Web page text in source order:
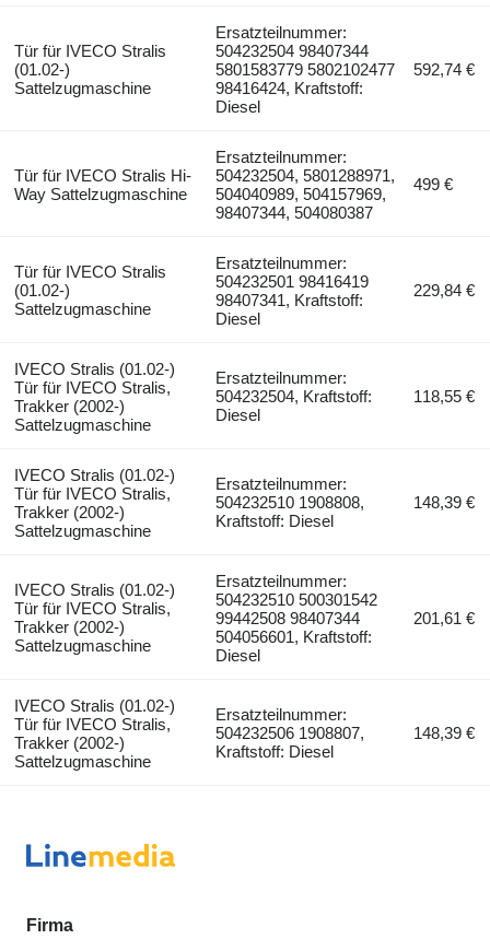
Tür für IVECO Stralis
(01.02-)
Sattelzugmaschine
Ersatzteilnummer:
504232504 98407344
5801583779 5802102477
98416424, Kraftstoff:
Diesel
592,74 €
Tür für IVECO Stralis Hi-
Way Sattelzugmaschine
Ersatzteilnummer:
504232504, 5801288971,
504040989, 504157969,
98407344, 504080387
499 €
Tür für IVECO Stralis
(01.02-)
Sattelzugmaschine
Ersatzteilnummer:
504232501 98416419
98407341, Kraftstoff:
Diesel
229,84 €
IVECO Stralis (01.02-)
Tür für IVECO Stralis,
Trakker (2002-)
Sattelzugmaschine
Ersatzteilnummer:
504232504, Kraftstoff:
Diesel
118,55 €
IVECO Stralis (01.02-)
Tür für IVECO Stralis,
Trakker (2002-)
Sattelzugmaschine
Ersatzteilnummer:
504232510 1908808,
Kraftstoff: Diesel
148,39 €
IVECO Stralis (01.02-)
Tür für IVECO Stralis,
Trakker (2002-)
Sattelzugmaschine
Ersatzteilnummer:
504232510 500301542
99442508 98407344
504056601, Kraftstoff:
Diesel
201,61 €
IVECO Stralis (01.02-)
Tür für IVECO Stralis,
Trakker (2002-)
Sattelzugmaschine
Ersatzteilnummer:
504232506 1908807,
Kraftstoff: Diesel
148,39 €
Firma